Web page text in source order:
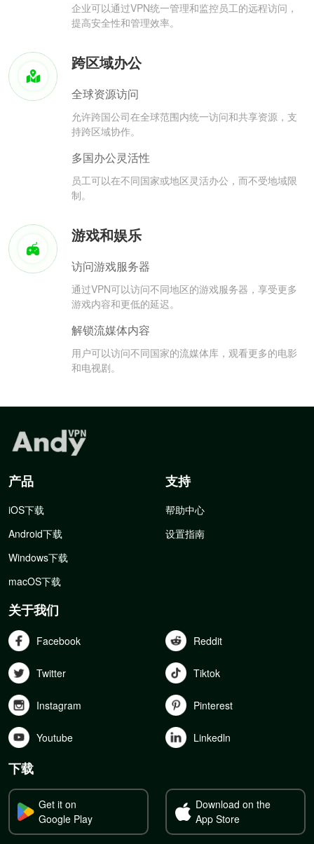
企业可以通过VPN统一管理和监控员工的远程访问，
提高安全性和管理效率。
跨区域办公
全球资源访问
允许跨国公司在全球范围内统一访问和共享资源，支
持跨区域协作。
多国办公灵活性
员工可以在不同国家或地区灵活办公，而不受地域限
制。
游戏和娱乐
访问游戏服务器
通过VPN可以访问不同地区的游戏服务器，享受更多
游戏内容和更低的延迟。
解锁流媒体内容
用户可以访问不同国家的流媒体库，观看更多的电影
和电视剧。
产品
iOS下载
Android下载
Windows下载
macOS下载
支持
帮助中心
设置指南
关于我们
Facebook Reddit
Twitter Tiktok
Instagram Pinterest
Youtube Linkedln
下载
Get it on
Google Play
Download on the
App Store